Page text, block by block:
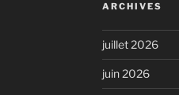
ARCHIVES
juillet 2026
juin 2026